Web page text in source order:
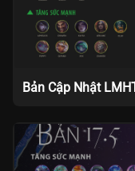
Bản Cập Nhật